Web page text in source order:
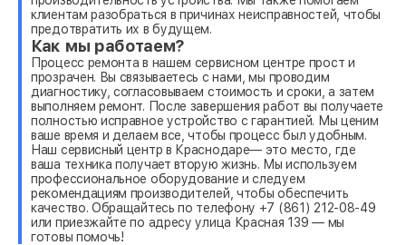
клиентам разобраться в причинах неисправностей, чтобы
предотвратить их в будущем.
Как мы работаем?
Процесс ремонта в нашем сервисном центре прост и
прозрачен. Вы связываетесь с нами, мы проводим
диагностику, согласовываем стоимость и сроки, а затем
выполняем ремонт. После завершения работ вы получаете
полностью исправное устройство с гарантией. Мы ценим
ваше время и делаем все, чтобы процесс был удобным.
Наш сервисный центр в Краснодаре— это место, где
ваша техника получает вторую жизнь. Мы используем
профессиональное оборудование и следуем
рекомендациям производителей, чтобы обеспечить
качество. Обращайтесь по телефону +7 (861) 212-08-49
или приезжайте по адресу улица Красная 139 — мы
готовы помочь!